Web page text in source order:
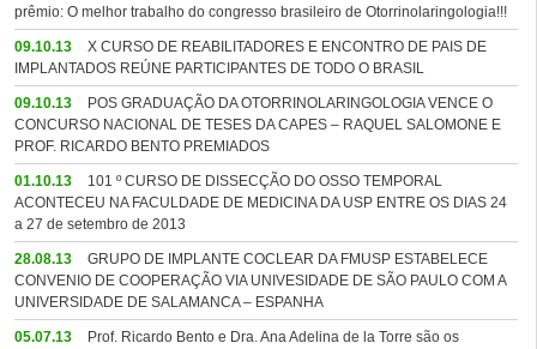
prêmio: O melhor trabalho do congresso brasileiro de Otorrinolaringologia!!!
09.10.13
X CURSO DE REABILITADORES E ENCONTRO DE PAIS DE
IMPLANTADOS REÚNE PARTICIPANTES DE TODO O BRASIL
09.10.13
POS GRADUAÇÃO DA OTORRINOLARINGOLOGIA VENCE O
CONCURSO NACIONAL DE TESES DA CAPES – RAQUEL SALOMONE E
PROF. RICARDO BENTO PREMIADOS
01.10.13
101 º CURSO DE DISSECÇÃO DO OSSO TEMPORAL
ACONTECEU NA FACULDADE DE MEDICINA DA USP ENTRE OS DIAS 24
a 27 de setembro de 2013
28.08.13
GRUPO DE IMPLANTE COCLEAR DA FMUSP ESTABELECE
CONVENIO DE COOPERAÇÃO VIA UNIVESIDADE DE SÃO PAULO COM A
UNIVERSIDADE DE SALAMANCA – ESPANHA
05.07.13
Prof. Ricardo Bento e Dra. Ana Adelina de la Torre são os